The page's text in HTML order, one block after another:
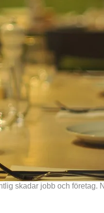
skadar jobb och företag.